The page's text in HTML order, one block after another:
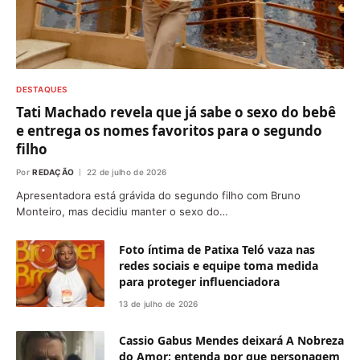
DESTAQUES
Tati Machado revela que já sabe o sexo do bebê
e entrega os nomes favoritos para o segundo
filho
Por REDAÇÃO 22 de julho de 2026
Apresentadora está grávida do segundo filho com Bruno
Monteiro, mas decidiu manter o sexo do…
Foto íntima de Patixa Teló vaza nas
redes sociais e equipe toma medida
para proteger influenciadora
13 de julho de 2026
Cassio Gabus Mendes deixará A Nobreza
do Amor; entenda por que personagem